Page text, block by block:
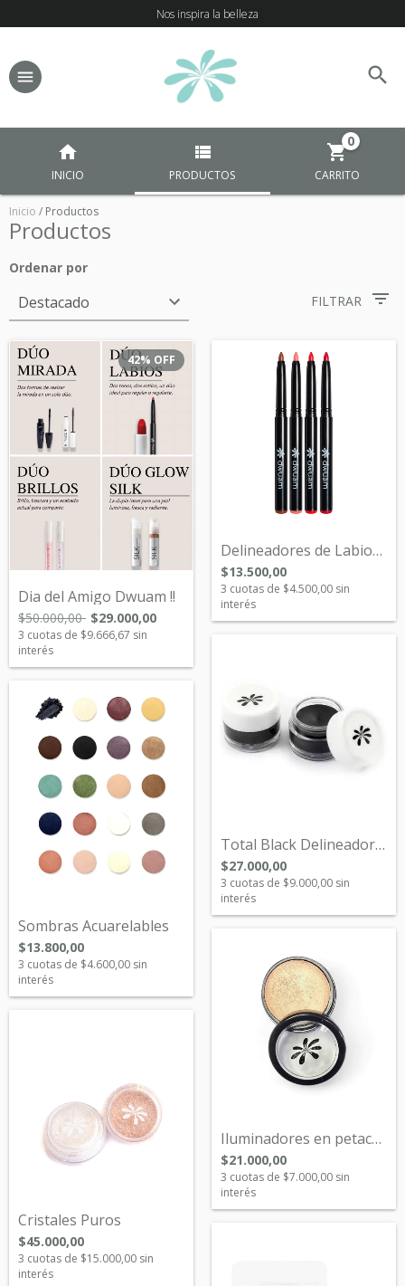
Nos inspira la belleza
INICIO PRODUCTOS CARRITO
0
Inicio / Productos
Productos
Ordenar por
FILTRAR
42% OFF
Dia del Amigo Dwuam !!
$50.000,00 $29.000,00
3 cuotas de $9.666,67 sin
interés
Delineadores de Labios Nuevo Lanzamiento...
$13.500,00
3 cuotas de $4.500,00 sin
interés
Sombras Acuarelables
$13.800,00
3 cuotas de $4.600,00 sin
interés
Total Black Delineador en Gel
$27.000,00
3 cuotas de $9.000,00 sin
interés
Cristales Puros
$45.000,00
3 cuotas de $15.000,00 sin
interés
Iluminadores en petaca individual Negra
$21.000,00
3 cuotas de $7.000,00 sin
interés